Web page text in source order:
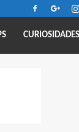
CURIOSIDADES